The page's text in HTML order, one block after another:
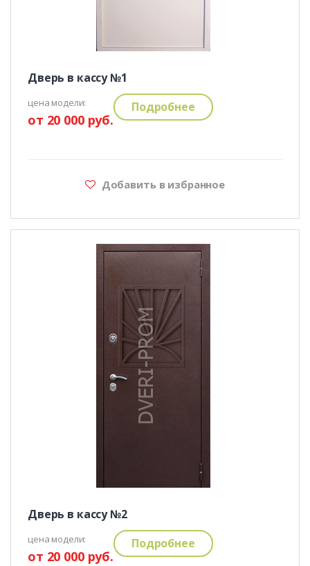
Дверь в кассу №1
цена модели:
от 20 000 руб.
Подробнее
Добавить в избранное
Дверь в кассу №2
цена модели:
от 20 000 руб.
Подробнее